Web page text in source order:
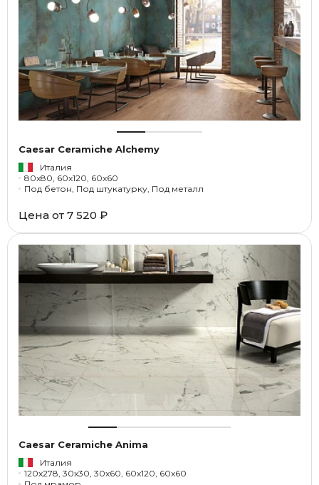
Caesar Ceramiche Alchemy
Италия
80x80, 60x120, 60x60
Под бетон, Под штукатурку, Под металл
Цена от 7 520 ₽
Caesar Ceramiche Anima
Италия
120x278, 30x30, 30x60, 60x120, 60x60